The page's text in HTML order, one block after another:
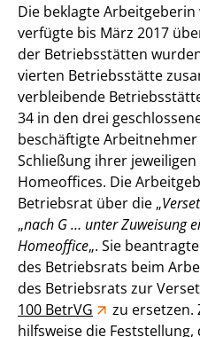
Die beklagte
verfügte bis März 2017
der Betriebsstätten
vierten Betriebsstätte
verbleibende
34 in den drei
beschäftigte
Schließung ihrer
Homeoffices. Die
Betriebsrat über die „
„nach G … unter Zuweisung
Homeoffice„. Sie
des Betriebsrats beim
des Betriebsrats zur
100 BetrVG
zu ersetzen.
hilfsweise die